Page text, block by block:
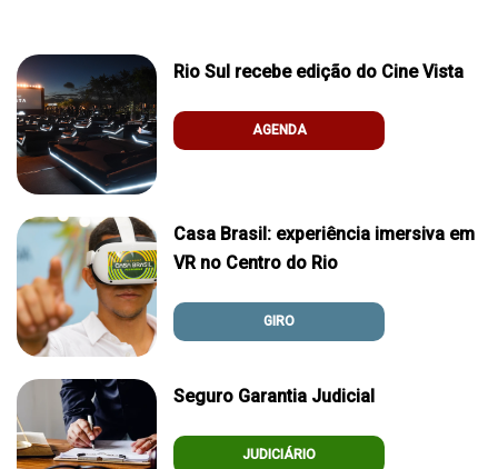
Rio Sul recebe edição do Cine Vista
AGENDA
Casa Brasil: experiência imersiva em
VR no Centro do Rio
GIRO
Seguro Garantia Judicial
JUDICIÁRIO